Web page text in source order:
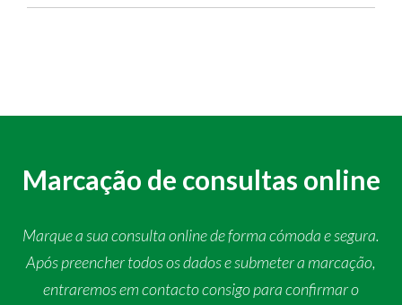
Marcação de consultas online
Marque a sua consulta online de forma cómoda e segura.
Após preencher todos os dados e submeter a marcação,
entraremos em contacto consigo para confirmar o